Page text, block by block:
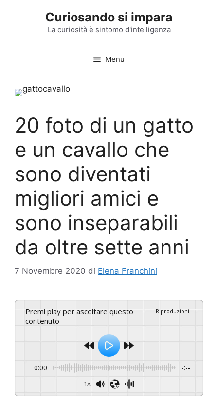
Curiosando si impara
La curiosità è sintomo d'intelligenza
Menu
20 foto di un gatto
e un cavallo che
sono diventati
migliori amici e
sono inseparabili
da oltre sette anni
7 Novembre 2020 di Elena Franchini
Premi play per ascoltare questo
contenuto
Riproduzioni:-
0:00 -:--
1x